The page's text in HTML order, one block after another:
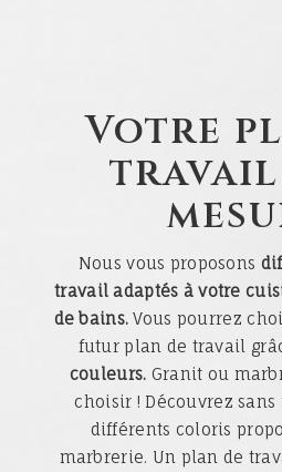
Votre
travail
Nous vous proposons
travail adaptés à votre
de bains.Vous pourrez
futur plan de travail
couleurs. Granit ou
choisir ! Découvrez
différents coloris
marbrerie. Un plan de